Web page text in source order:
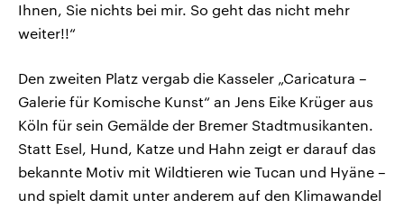
Ihnen, Sie nichts bei mir. So geht das nicht mehr
weiter!!“
Den zweiten Platz vergab die Kasseler „Caricatura –
Galerie für Komische Kunst“ an Jens Eike Krüger aus
Köln für sein Gemälde der Bremer Stadtmusikanten.
Statt Esel, Hund, Katze und Hahn zeigt er darauf das
bekannte Motiv mit Wildtieren wie Tucan und Hyäne –
und spielt damit unter anderem auf den Klimawandel